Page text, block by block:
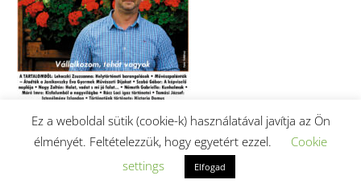
2022. májusi szám letöltése (PDF).
Ez a weboldal sütik (cookie-k) használatával javítja az Ön
élményét. Feltételezzük, hogy egyetért ezzel.
Cookie
settings
Elfogad